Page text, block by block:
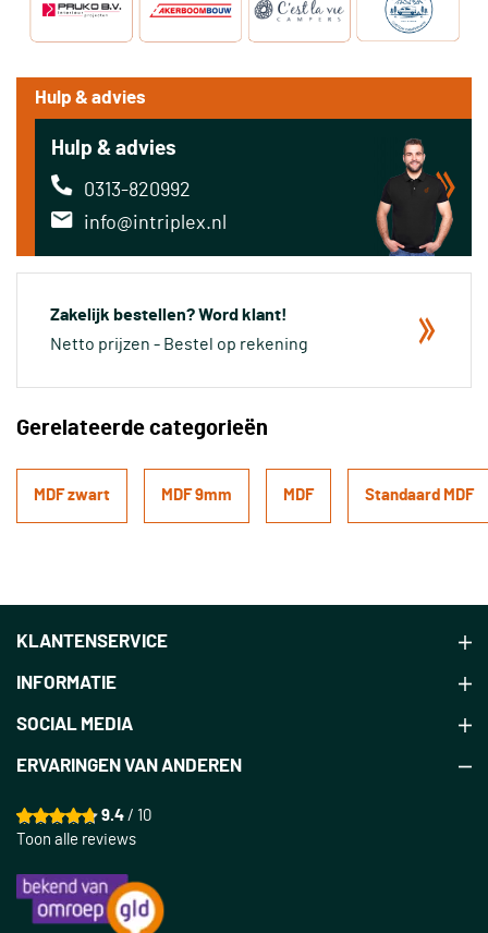
Hulp & advies
Hulp & advies
0313-820992
info@intriplex.nl
Zakelijk bestellen? Word klant!
Netto prijzen - Bestel op rekening
Gerelateerde categorieën
MDF zwart MDF 9mm MDF Standaard MDF
KLANTENSERVICE
INFORMATIE
SOCIAL MEDIA
ERVARINGEN VAN ANDEREN
9.4/ 10
Toon alle reviews